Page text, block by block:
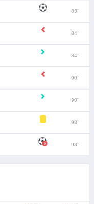
83’
84’
84’
90’
90’
98’
98’